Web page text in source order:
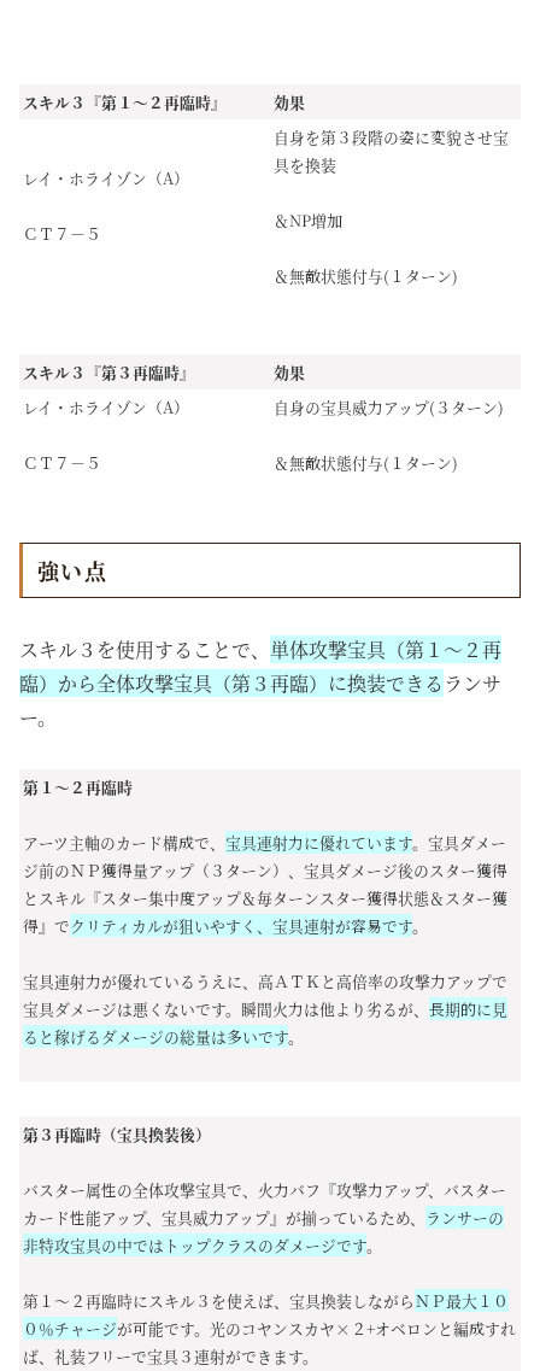
スキル３『第１～２再臨時』 効果
レイ・ホライゾン（A）
ＣＴ７－５
自身を第３段階の姿に変貌させ宝
具を換装
＆NP増加
＆無敵状態付与(１ターン)
スキル３『第３再臨時』
効果
レイ・ホライゾン（A）
ＣＴ７－５
自身の宝具威力アップ(３ターン)
＆無敵状態付与(１ターン)
強い点
スキル３を使用することで、 単体攻撃宝具（第１～２再
臨）から全体攻撃宝具（第３再臨）に換装できる ランサ
ー。
第１～２再臨時
アーツ主軸のカード構成で、 宝具連射力に優れています。宝具ダメー
ジ前のＮＰ獲得量アップ（３ターン）、宝具ダメージ後のスター獲得
とスキル『スター集中度アップ＆毎ターンスター獲得状態＆ スター獲
得』でクリティカルが狙いやすく、宝具連射が容易です。
宝具連射力が優れているうえに、高ＡＴＫと高倍率の攻撃力アップで
宝具ダメージは悪くないです。瞬間火力は他より劣るが、 長期的に見
ると稼げるダメージの総量は多いです。
第３再臨時（宝具換装後）
バスター属性の全体攻撃宝具で、 火力バフ『攻撃力アップ、バスター
カード性能アップ、宝具威力アップ』が揃っているため、
ランサーの
非特攻宝具の中ではトップクラスのダメージです。
第１～２再臨時にスキル３を使えば、宝具換装しながらＮＰ最大１０
０％チャージが可能です。光のコヤンスカヤ×２+オベロンと編成すれ
ば、礼装フリーで宝具３連射ができます。